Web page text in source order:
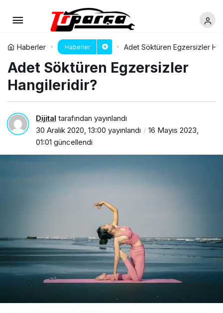
Haberler Haberler Adet Söktüren Egzersizler
Adet Söktüren Egzersizler
Hangileridir?
Dijital tarafından yayınlandı
30 Aralık 2020, 13:00 yayınlandı
16 Mayıs 2023,
01:01 güncellendi